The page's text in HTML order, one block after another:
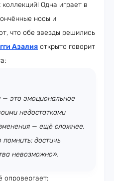
коллекций! Одна играет в
носы и
что обе звезды решились
Азалия открыто говорит
— это эмоциональное
недостатками
— ещё сложнее.
достичь
невозможно».
опровергает: